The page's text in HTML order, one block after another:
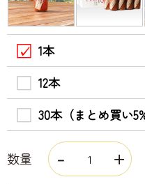
1本
12本
30本（まとめ買い
数量